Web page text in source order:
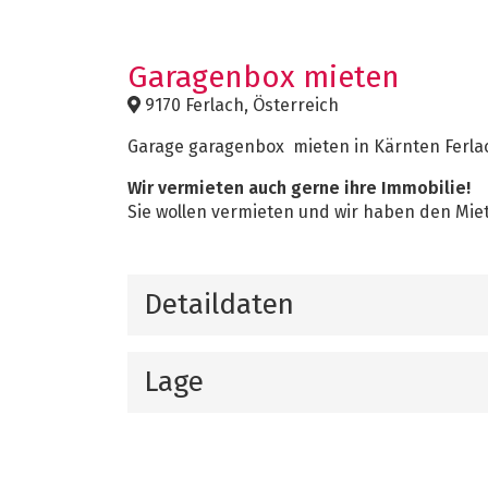
Garagenbox mieten
9170 Ferlach, Österreich
Garage garagenbox mieten in Kärnten
Wir vermieten auch gerne ihre Immobilie!
Sie wollen vermieten und wir haben den
Detaildaten
Lage